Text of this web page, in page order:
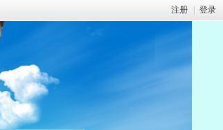
注册 登录